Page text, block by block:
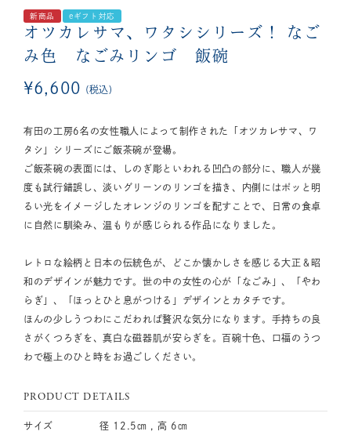
新商品 eギフト対応
オツカレサマ、ワタシシリーズ！
なご
み色 なごみリンゴ 飯碗
¥6,600 税込
有田の工房6名の女性職人によって制作された「オツカレサマ、ワ
タシ」シリーズにご飯茶碗が登場。
ご飯茶碗の表面には、しのぎ彫といわれる凹凸の部分に、職人が幾
度も試行錯誤し、淡いグリーンのリンゴを描き、内側にはポッと明
るい光をイメージしたオレンジのリンゴを配すことで、日常の食卓
に自然に馴染み、温もりが感じられる作品になりました。
レトロな絵柄と日本の伝統色が、どこか懐かしさを感じる大正＆昭
和のデザインが魅力です。世の中の女性の心が「なごみ」、「やわ
らぎ」、「ほっとひと息がつける」デザインとカタチです。
ほんの少しうつわにこだわれば贅沢な気分になります。手持ちの良
さがくつろぎを、真白な磁器肌が安らぎを。百碗十色、口福のうつ
わで極上のひと時をお過ごしください。
PRODUCT DETAILS
サイズ 径 12.5㎝ , 高 6㎝